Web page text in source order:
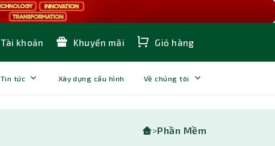
Tài khoản Khuyến mãi Giỏ hàng
Tin tức Xây dựng cấu hình Về chúng tôi
>Phần Mềm